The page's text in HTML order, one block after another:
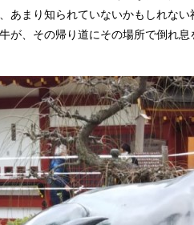
あまり知られていないかもしれな
が、その帰り道にその場所で倒れ